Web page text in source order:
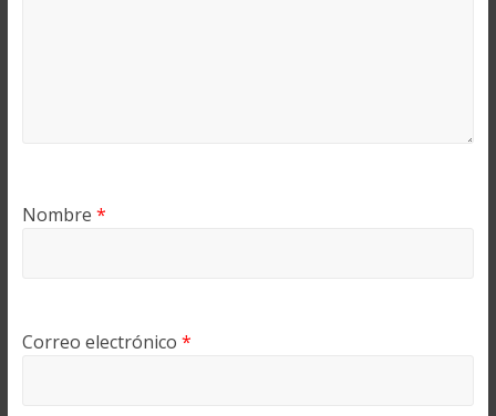
Nombre *
Correo electrónico *